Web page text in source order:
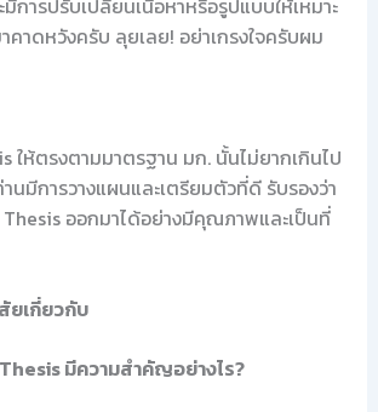
การปรับเปลี่ยนเนื้อหาหรือรูปแบบให้เหมาะ
าดหวังครับ ลุยเลย! อย่าเกรงใจครับผม
ให้ตรงตามมาตรฐาน มก. นั้นไม่ยากเกินไป
นมีการวางแผนและเตรียมตัวที่ดี รับรองว่า
Thesis ออกมาได้อย่างมีคุณภาพและเป็นที่
ยเกี่ยวกับ
มีความสำคัญอย่างไร?